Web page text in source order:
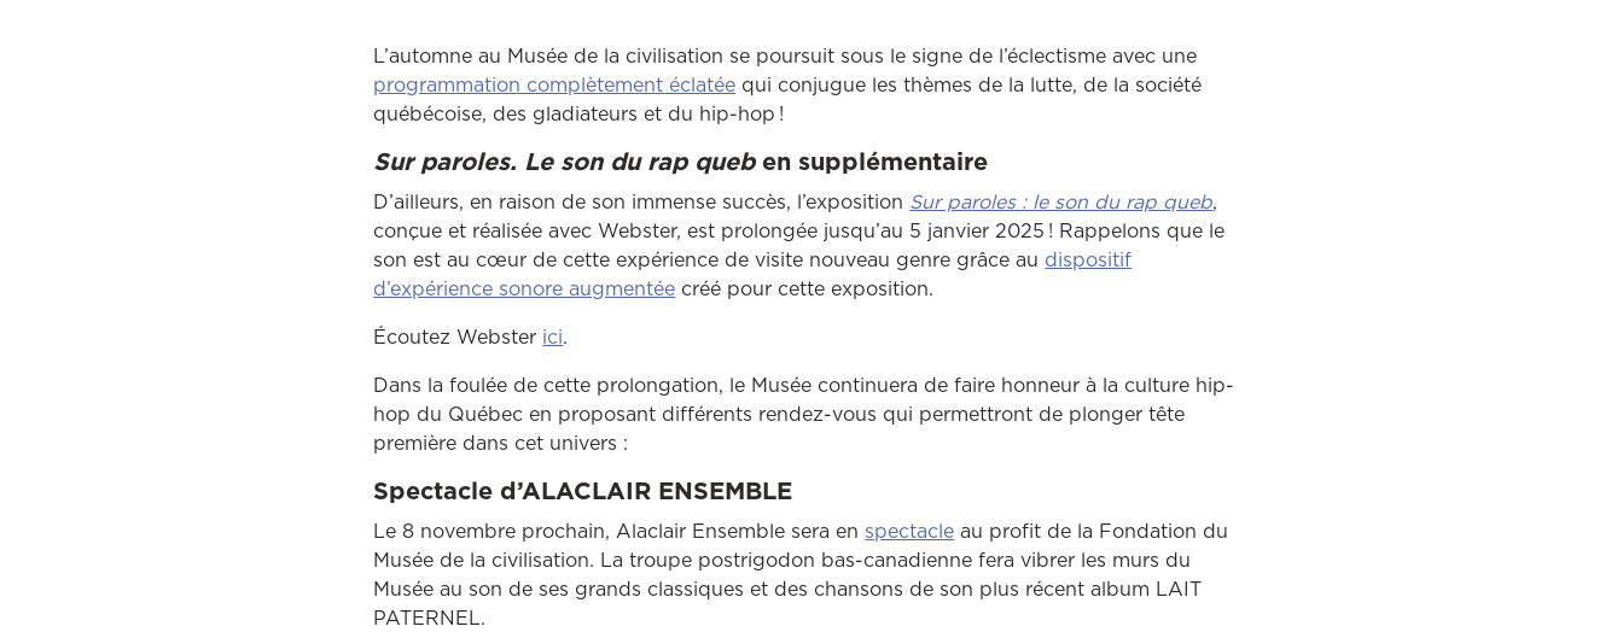
L’automne au Musée de la civilisation se poursuit sous le signe de l’éclectisme avec une
programmation complètement éclatée qui conjugue les thèmes de la lutte, de la société
québécoise, des gladiateurs et du hip-hop !
Sur paroles. Le son du rap queben supplémentaire
D’ailleurs, en raison de son immense succès, l’exposition Sur paroles : le son du rap queb,
conçue et réalisée avec Webster, est prolongée jusqu’au 5 janvier 2025 ! Rappelons que le
son est au cœur de cette expérience de visite nouveau genre grâce au dispositif
d’expérience sonore augmentée créé pour cette exposition.
Écoutez Webster ici.
Dans la foulée de cette prolongation, le Musée continuera de faire honneur à la culture hip-
hop du Québec en proposant différents rendez-vous qui permettront de plonger tête
première dans cet univers :
Spectacle d’ALACLAIR ENSEMBLE
Le 8 novembre prochain, Alaclair Ensemble sera en spectacle au profit de la Fondation du
Musée de la civilisation. La troupe postrigodon bas-canadienne fera vibrer les murs du
Musée au son de ses grands classiques et des chansons de son plus récent album LAIT
PATERNEL.